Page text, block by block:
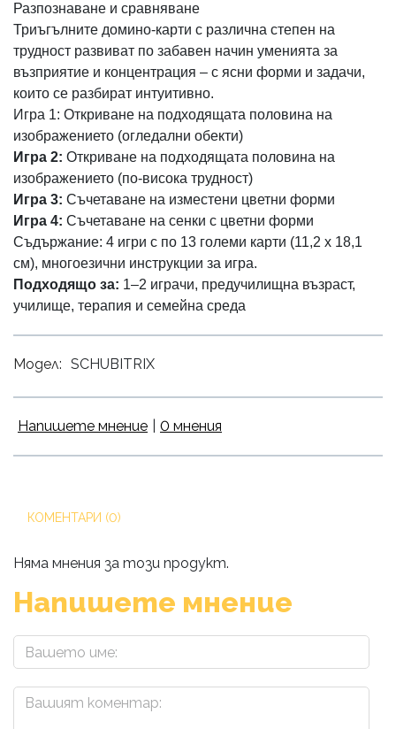
Разпознаване и сравняване
Триъгълните домино-карти с различна степен на
трудност развиват по забавен начин уменията за
възприятие и концентрация – с ясни форми и задачи,
които се разбират интуитивно.
Игра 1: Откриване на подходящата половина на
изображението (огледални обекти)
Игра 2: Откриване на подходящата половина на
изображението (по-висока трудност)
Игра 3: Съчетаване на изместени цветни форми
Игра 4: Съчетаване на сенки с цветни форми
Съдържание: 4 игри с по 13 големи карти (11,2 x 18,1
см), многоезични инструкции за игра.
Подходящо за: 1–2 играчи, предучилищна възраст,
училище, терапия и семейна среда
Модел: SCHUBITRIX
Напишете мнение 0 мнения
КОМЕНТАРИ (0)
Няма мнения за този продукт.
Напишете мнение